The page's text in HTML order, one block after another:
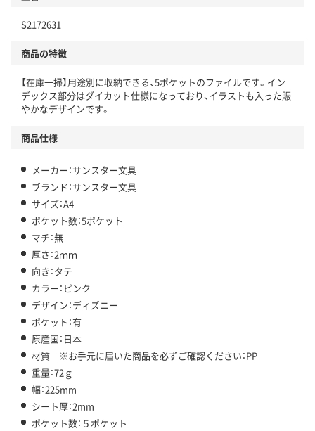
S2172631
商品の特徴
【在庫一掃】用途別に収納できる、5ポケットのファイルです。イン
デックス部分はダイカット仕様になっており、イラストも入った賑
やかなデザインです。
商品仕様
メーカー：サンスター文具
ブランド：サンスター文具
サイズ：A4
ポケット数：5ポケット
マチ：無
厚さ：2ｍｍ
向き：タテ
カラー：ピンク
デザイン：ディズニー
ポケット：有
原産国：日本
材質 ※お手元に届いた商品を必ずご確認ください：PP
重量：72ｇ
幅：225mm
シート厚：2mm
ポケット数：５ポケット